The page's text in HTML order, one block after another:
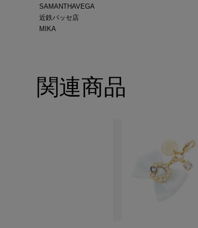
SAMANTHAVEGA
近鉄パッセ店
MIKA
関連商品